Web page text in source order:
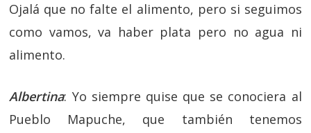
Ojalá que no falte el alimento, pero si seguimos
como vamos, va haber plata pero no agua ni
alimento.
Albertina: Yo siempre quise que se conociera al
Pueblo Mapuche, que también tenemos